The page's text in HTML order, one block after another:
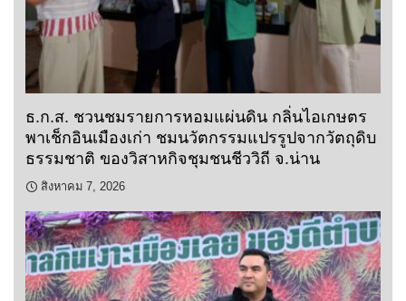
ธ.ก.ส. ชวนชมรายการหอมแผ่นดิน กลิ่นไอเกษตร
พาเช็กอินเมืองเก่า ชมนวัตกรรมแปรรูปจากวัตถุดิบ
ธรรมชาติ ของวิสาหกิจชุมชนชีววิถี จ.น่าน
สิงหาคม 7, 2026